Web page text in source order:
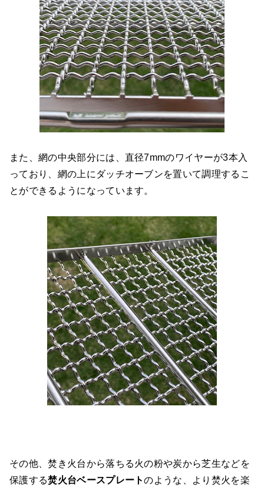
また、網の中央部分には、直径7mmのワイヤーが3本入
っており、網の上にダッチオーブンを置いて調理するこ
とができるようになっています。
その他、焚き火台から落ちる火の粉や炭から芝生などを
保護する焚火台ベースプレートのような、より焚火を楽